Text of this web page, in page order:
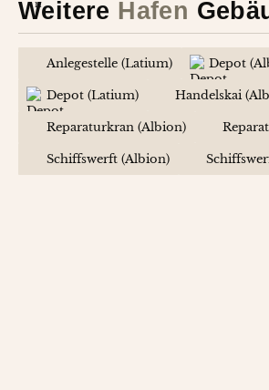
Weitere Hafen
Anlegestelle (Latium) Depot
Depot (Latium) Handelskai
Reparaturkran (Albion)
Schiffswerft (Albion)